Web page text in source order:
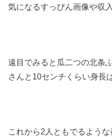
気になるすっぴん画像や収
遠目でみると瓜二つの北条
さんと 10センチくらい身長
これから2 人ともでるよう